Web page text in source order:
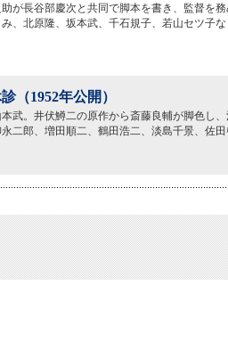
が長谷部慶次と共同で脚本を書き、監督を
、北原隆、坂本武、千石規子、若山セツ子な
（1952年公開）
武。井伏鱒二の原作から斎藤良輔が脚色し
二郎、増田順二、鶴田浩二、淡島千景、佐